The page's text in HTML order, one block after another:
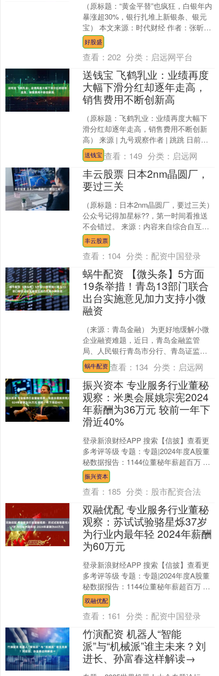
（原标题：“黄金平替”也疯狂，白银年内
暴涨超30%，银行扎堆上新银条、银元
宝） 本文来源：时代财经 作者：张昕迎
国际金价横盘震荡之际，作为“黄金平
替”的白银、....
好股盛
查看：202 分类： 启远网平台
送钱宝 飞鹤乳业：业绩再度
大幅下滑分红却逐年走高，
销售费用不断创新高
（原标题：飞鹤乳业：业绩再度大幅下
滑分红却逐年走高，销售费用不断创新
高） 来源 | 九号观察作者 | 跳跳 日前，
港股上市公司中国飞鹤发布2025年中期
业绩预告....
送钱宝 查看： 149 分类： 启远网
丰云股票 日本2nm晶圆厂，
要过三关
（原标题：日本2nm晶圆厂，要过三关）
公众号记得加星标??，第一时间看推送
不会错过。 来源：内容来自综合自互联
网 。 日本正押下重注，重振其长期衰退
的先进芯片....
丰云股票
查看： 104 分类： 配资中国登录
蜗牛配资 【微头条】5方面
19条举措！青岛13部门联合
出台实施意见加力支持小微
融资
（来源：青岛金融） 为更好地缓解小微
企业融资难题，近日，青岛金融监管
局、人民银行青岛市分行、青岛证监
局、市委金融办等十三部门联合印发
《青岛市加力支持小微企业融资....
蜗牛配资 查看： 134 分类： 启远网
振兴资本 专业服务行业董秘
观察：米奥会展姚宗宪2024
年薪酬为36万元 较前一年下
滑近40%
登录新浪财经APP 搜索【信披】查看更
多考评等级 专题：专题|2024年度A股董
秘数据报告：1144位董秘年薪超百万 占
比超21% 董秘作为连接投资者与上市公
司....
振兴资本
查看： 185 分类： 股市配资合法
双融优配 专业服务行业董秘
观察：苏试试验骆星烁37岁
为行业内最年轻 2024年薪酬
为60万元
登录新浪财经APP 搜索【信披】查看更
多考评等级 专题：专题|2024年度A股董
秘数据报告：1144位董秘年薪超百万 占
比超21% 董秘作为连接投资者与上市公
司....
双融优配
查看： 161 分类： 配资中国登录
竹演配资 机器人“智能
派”与“机械派”谁主未来？刘
进长、孙富春这样解读→